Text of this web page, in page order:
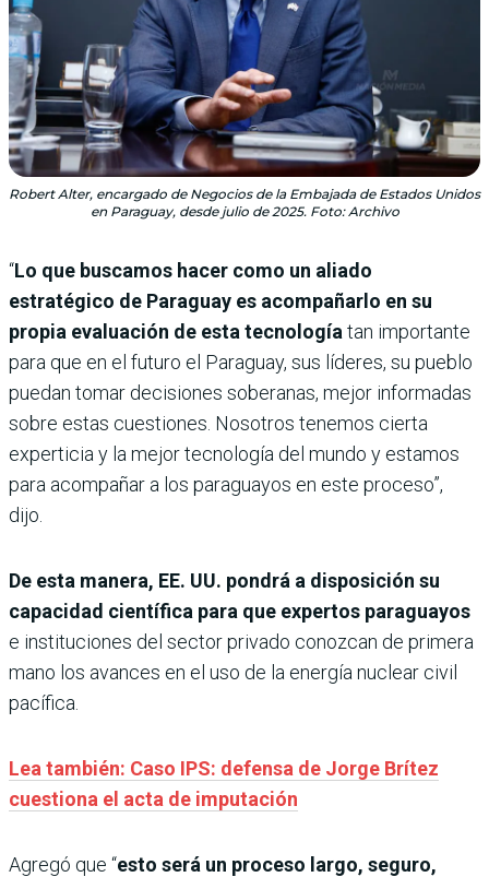
Robert Alter, encargado de Negocios de la Embajada de Estados Unidos
en Paraguay, desde julio de 2025. Foto: Archivo
“Lo que buscamos hacer como un aliado
estratégico de Paraguay es acompañarlo en su
propia evaluación de esta tecnología tan importante
para que en el futuro el Paraguay, sus líderes, su pueblo
puedan tomar decisiones soberanas, mejor informadas
sobre estas cuestiones. Nosotros tenemos cierta
experticia y la mejor tecnología del mundo y estamos
para acompañar a los paraguayos en este proceso”,
dijo.
De esta manera, EE. UU. pondrá a disposición su
capacidad científica para que expertos paraguayos
e instituciones del sector privado conozcan de primera
mano los avances en el uso de la energía nuclear civil
pacífica.
Lea también: Caso IPS: defensa de Jorge Brítez
cuestiona el acta de imputación
Agregó que “esto será un proceso largo, seguro,